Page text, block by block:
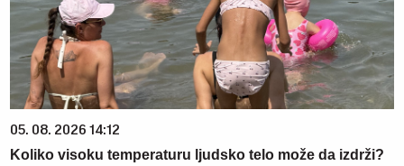
05. 08. 2026 14:12
Koliko visoku temperaturu ljudsko telo može da izdrži?